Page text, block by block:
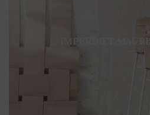
IMPERDIET